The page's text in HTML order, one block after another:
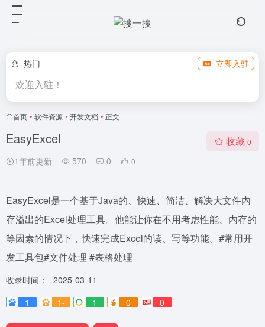
热门 立即入驻
欢迎入驻！
首页 • 软件资源 • 开发文档 • 正文
EasyExcel
1年前更新 570 0 0
收藏 0
EasyExcel是一个基于Java的、快速、简洁、解决大文件内
存溢出的Excel处理工具。他能让你在不用考虑性能、内存的
等因素的情况下，快速完成Excel的读、写等功能。#常用开
发工具包#文件处理 #表格处理
收录时间：
2025-03-11
1
1- 1 0 0